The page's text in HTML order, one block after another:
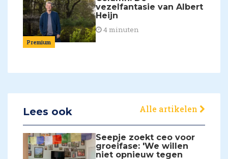
Premium
vezelfantasie van Albert
Heijn
4 minuten
Lees ook Alle artikelen
Seepje zoekt ceo voor
groeifase: 'We willen
niet opnieuw tegen